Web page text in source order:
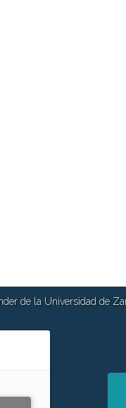
de la Universidad de